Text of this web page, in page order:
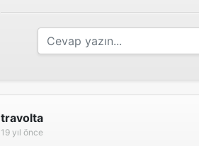
travolta
19 yıl önce